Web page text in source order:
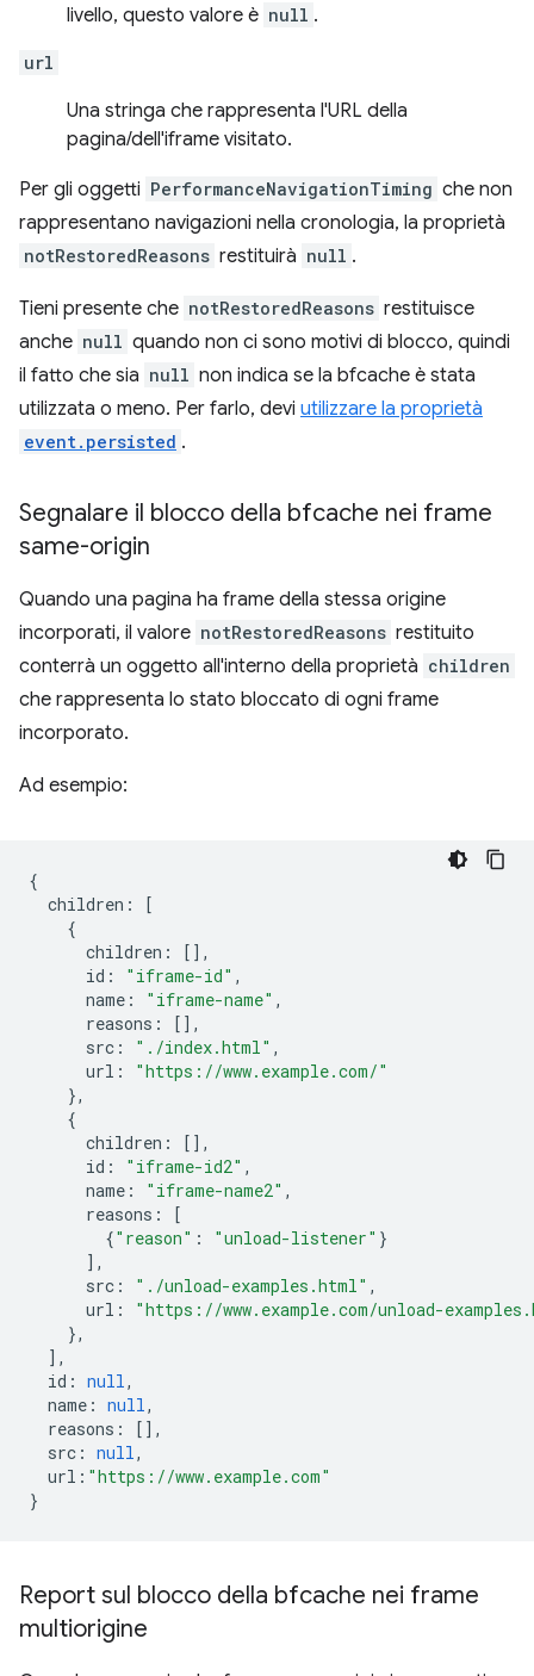
livello, questo valore è null .
url
Una stringa che rappresenta l'URL della
pagina/dell'iframe visitato.
Per gli oggetti PerformanceNavigationTiming che non
rappresentano navigazioni nella cronologia, la proprietà
notRestoredReasons restituirà null .
Tieni presente che notRestoredReasons restituisce
anche null quando non ci sono motivi di blocco, quindi
il fatto che sia null non indica se la bfcache è stata
utilizzata o meno. Per farlo, devi utilizzare la proprietà
event.persisted .
Segnalare il blocco della bfcache nei frame
same-origin
Quando una pagina ha frame della stessa origine
incorporati, il valore notRestoredReasons restituito
conterrà un oggetto all'interno della proprietà children
che rappresenta lo stato bloccato di ogni frame
incorporato.
Ad esempio:
{
children :
[
{
children :
[],
id : "iframe-id" ,
name : "iframe-name" ,
reasons :
[],
src : "./index.html" ,
url :
"https://www.example.com/"
},
{
children :
[],
id : "iframe-id2" ,
name : "iframe-name2" ,
reasons :
[
{"reason" : "unload-listener" }
],
src : "./unload-examples.html" ,
url :
"https://www.example.com/unload-
},
],
id : null,
name : null,
reasons :
[],
src : null,
url : "https://www.example.com"
}
Report sul blocco della bfcache nei frame
multiorigine